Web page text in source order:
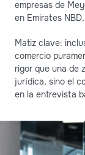
empresas de
en Emirates
Matiz clave:
comercio
rigor que una de
jurídica, sino el
en la entrevista